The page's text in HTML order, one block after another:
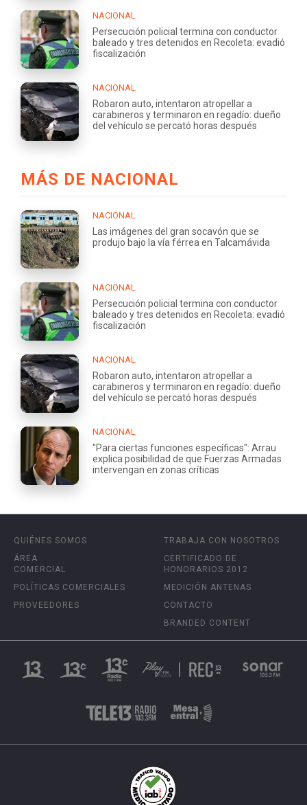
NACIONAL
Persecución policial termina con conductor
baleado y tres detenidos en Recoleta: evadió
fiscalización
NACIONAL
Robaron auto, intentaron atropellar a
carabineros y terminaron en regadío: dueño
del vehículo se percató horas después
MÁS DE NACIONAL
NACIONAL
Las imágenes del gran socavón que se
produjo bajo la vía férrea en Talcamávida
NACIONAL
Persecución policial termina con conductor
baleado y tres detenidos en Recoleta: evadió
fiscalización
NACIONAL
Robaron auto, intentaron atropellar a
carabineros y terminaron en regadío: dueño
del vehículo se percató horas después
NACIONAL
"Para ciertas funciones específicas": Arrau
explica posibilidad de que Fuerzas Armadas
intervengan en zonas críticas
QUIÉNES SOMOS
ÁREA
COMERCIAL
POLÍTICAS COMERCIALES
PROVEEDORES
TRABAJA CON NOSOTROS
CERTIFICADO DE
HONORARIOS 2012
MEDICIÓN ANTENAS
CONTACTO
BRANDED CONTENT